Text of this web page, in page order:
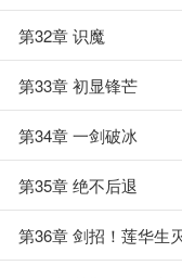
第32章 识魔
第33章 初显锋芒
第34章 一剑破冰
第35章 绝不后退
第36章 剑招！莲华生